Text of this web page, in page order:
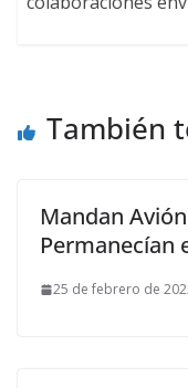
También
Mandan
Permanecían
25 de febrero de